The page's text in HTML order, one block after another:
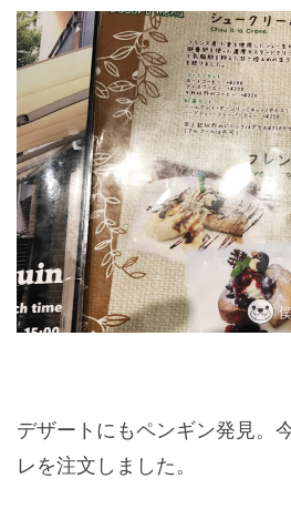
デザートにもペンギン発見。
レを注文しました。